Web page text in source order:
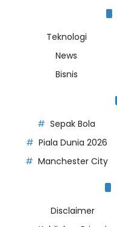
Teknologi
News
Bisnis
Sepak Bola
Piala Dunia 2026
Manchester City
Disclaimer